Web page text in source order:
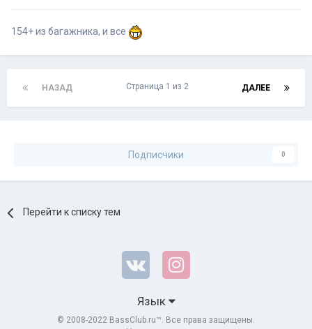
154+ из багажника, и все
НАЗАД ДАЛЕЕ
Страница 1 из 2
Подписчики 0
Перейти к списку тем
Язык
© 2008-2022 BassClub.ru™. Все права защищены.